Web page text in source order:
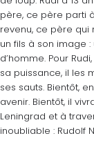
père, ce père parti
revenu, ce père qui
un fils à son image
d’homme. Pour
sa puissance, il les
ses sauts. Bientôt,
avenir. Bientôt, il
Leningrad et à
inoubliable : Rudolf